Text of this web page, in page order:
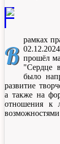
В
рамках
прошёл
"Сердце
было
развитие
а также на
отношения к
возможностями